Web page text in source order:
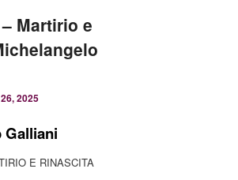
Martirio e
2025
Galliani
E RINASCITA